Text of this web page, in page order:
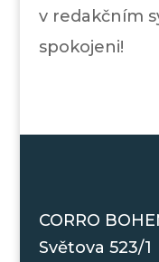
v redakčním
spokojeni!
CORRO
Světova 523/1